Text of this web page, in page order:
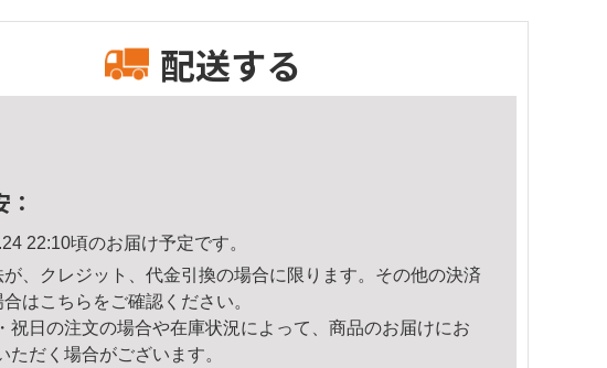
配送する
22:10頃のお届け予定です。
、クレジット、代金引換の場合に限ります。その他の決済
合はこちら をご確認ください。
祝日の注文の場合や在庫状況によって、商品のお届けにお
ただく場合がございます。